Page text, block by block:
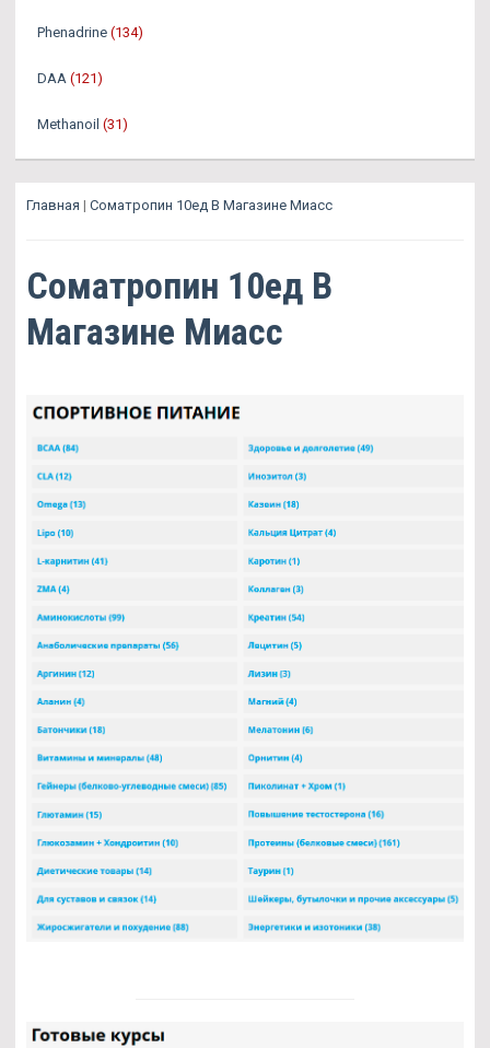
Phenadrine (134)
DAA (121)
Methanoil (31)
Главная | Cоматропин 10ед В Магазине Миасс
Cоматропин 10ед В
Магазине Миасс